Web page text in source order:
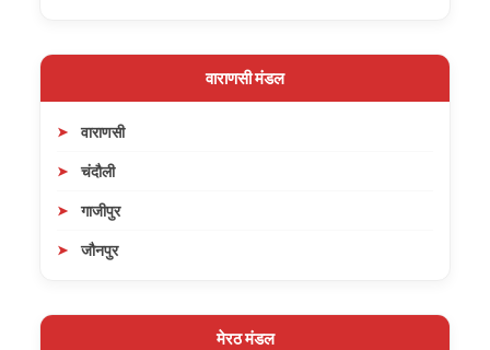
वाराणसी मंडल
वाराणसी
चंदौली
गाजीपुर
जौनपुर
मेरठ मंडल